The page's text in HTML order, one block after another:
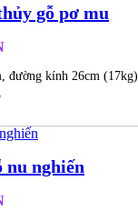
gỗ pơ mu
đường kính 26cm (17kg)
nu nghiến